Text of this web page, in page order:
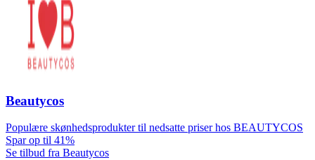
Beautycos
Populære skønhedsprodukter til nedsatte priser hos BEAUTYCOS
Spar op til 41%
Se tilbud fra Beautycos